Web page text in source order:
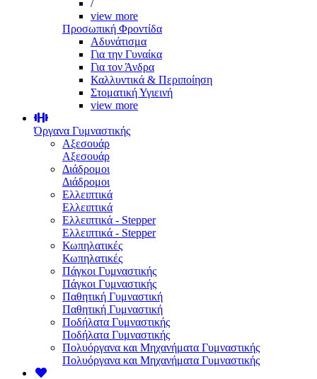
/
view more
Προσωπική Φροντίδα
Αδυνάτισμα
Για την Γυναίκα
Για τον Άνδρα
Καλλυντικά & Περιποίηση
Στοματική Υγιεινή
view more
Όργανα Γυμναστικής
Αξεσουάρ
Αξεσουάρ
Διάδρομοι
Διάδρομοι
Ελλειπτικά
Ελλειπτικά
Ελλειπτικά - Stepper
Ελλειπτικά - Stepper
Κωπηλατικές
Κωπηλατικές
Πάγκοι Γυμναστικής
Πάγκοι Γυμναστικής
Παθητική Γυμναστική
Παθητική Γυμναστική
Ποδήλατα Γυμναστικής
Ποδήλατα Γυμναστικής
Πολυόργανα και Μηχανήματα Γυμναστικής
Πολυόργανα και Μηχανήματα Γυμναστικής